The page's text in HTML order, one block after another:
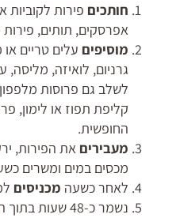
חותכים פירות לקוביות
אפרסקים, תותים,
מוסיפים עלים טריים או
גרניום, לואיזה,
לשלב גם פרוסות
קליפת תפוז או לימון,
החופשית.
מעבירים את הפירות,
מכסים במים ומשרים
לאחר כשעה מכניסים
נשמר כ-48 שעות בתוך המקרר.